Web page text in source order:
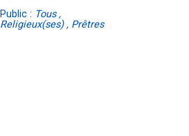
Public : Tous ,
Religieux(ses) , Prêtres